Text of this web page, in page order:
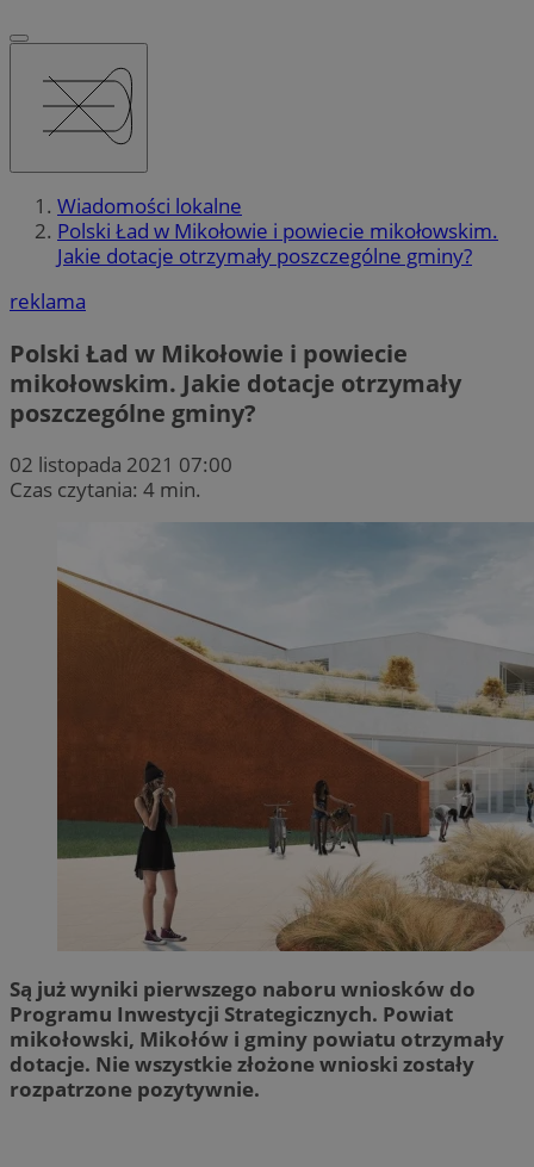
Wiadomości lokalne
Polski Ład w Mikołowie i powiecie mikołowskim.
Jakie dotacje otrzymały poszczególne gminy?
reklama
Polski Ład w Mikołowie i powiecie
mikołowskim. Jakie dotacje otrzymały
poszczególne gminy?
02 listopada 2021 07:00
Czas czytania: 4 min.
Są już wyniki pierwszego naboru wniosków do
Programu Inwestycji Strategicznych. Powiat
mikołowski, Mikołów i gminy powiatu otrzymały
dotacje. Nie wszystkie złożone wnioski zostały
rozpatrzone pozytywnie.